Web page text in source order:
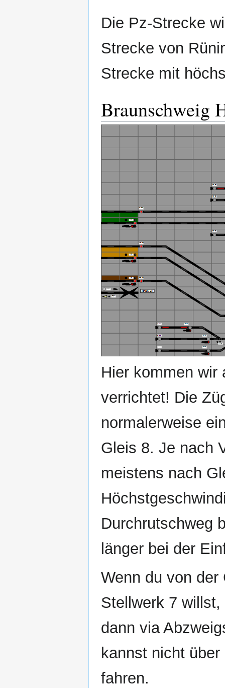
Die Pz‐Strecke
Strecke von
Strecke mit
Braunschweig
Hier kommen wir
verrichtet! Die
normalerweise
Gleis 8. Je nach
meistens nach
Durchrutschweg
länger bei der
Wenn du von der
Stellwerk 7
dann via
kannst nicht
fahren.